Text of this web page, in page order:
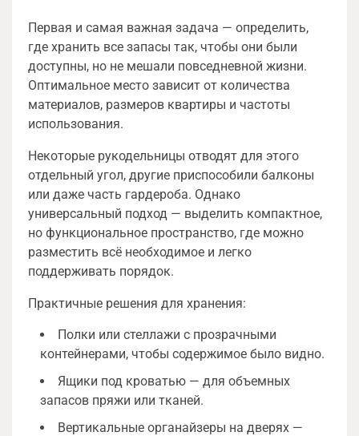
Первая и самая важная задача — определить,
где хранить все запасы так, чтобы они были
доступны, но не мешали повседневной жизни.
Оптимальное место зависит от количества
материалов, размеров квартиры и частоты
использования.
Некоторые рукодельницы отводят для этого
отдельный угол, другие приспособили балконы
или даже часть гардероба. Однако
универсальный подход — выделить компактное,
но функциональное пространство, где можно
разместить всё необходимое и легко
поддерживать порядок.
Практичные решения для хранения:
Полки или стеллажи с прозрачными
контейнерами, чтобы содержимое было видно.
Ящики под кроватью — для объемных
запасов пряжи или тканей.
Вертикальные органайзеры на дверях —